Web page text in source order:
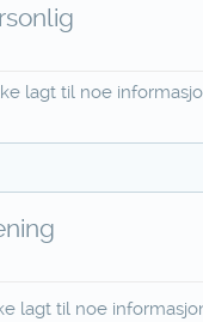
lagt til noe
lagt til noe